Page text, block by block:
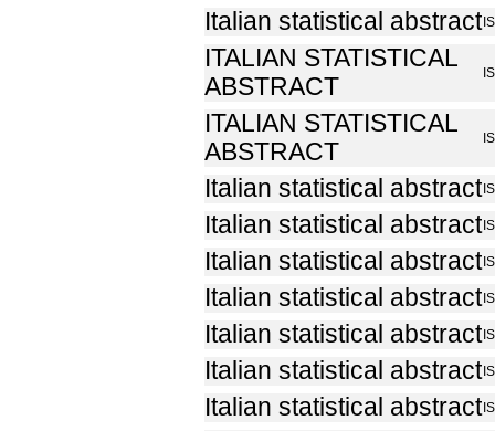
Italian statistical abstract
ITALIAN STATISTICAL
ABSTRACT
ITALIAN STATISTICAL
ABSTRACT
Italian statistical abstract
Italian statistical abstract
Italian statistical abstract
Italian statistical abstract
Italian statistical abstract
Italian statistical abstract
Italian statistical abstract